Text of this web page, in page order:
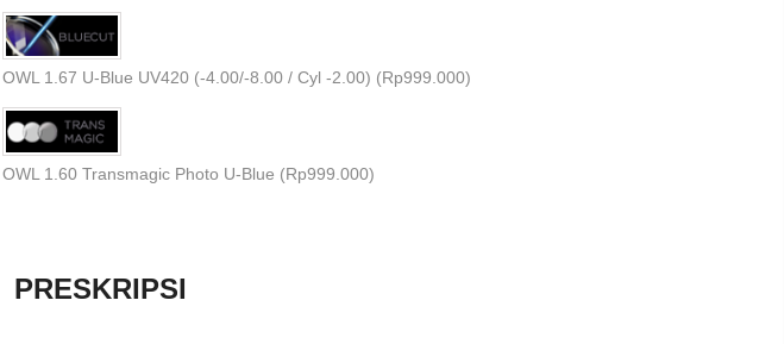
OWL 1.67 U-Blue UV420 (-4.00/-8.00 / Cyl -2.00) (Rp999.000)
OWL 1.60 Transmagic Photo U-Blue (Rp999.000)
PRESKRIPSI